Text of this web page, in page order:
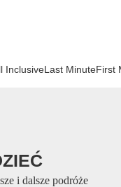
InclusiveLast MinuteFirst
i dalsze podróże